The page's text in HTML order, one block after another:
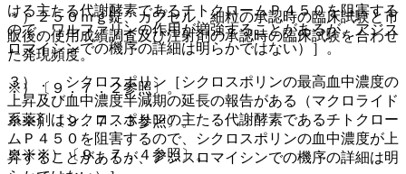
ける主たる代謝酵素であるチトクロームＰ４５０を阻害する
ので、ワルファリンの作用が増強することがあるが、アジス
ロマイシンでの機序の詳細は明らかではない）］。
３）． シクロスポリン［シクロスポリンの最高血中濃度の
上昇及び血中濃度半減期の延長の報告がある（マクロライド
系薬剤はシクロスポリンの主たる代謝酵素であるチトクロー
ムＰ４５０を阻害するので、シクロスポリンの血中濃度が上
昇することがあるが、アジスロマイシンでの機序の詳細は明
＊）２５０ｍｇ錠、カプセル、細粒の承認時の臨床試験と市
販後の使用成績調査及び注射剤の承認時の臨床試験を合わせ
た発現頻度。
※）〔９．７．２参照〕。
※※）〔９．７．３参照〕。
※※※）〔９．７．４参照〕。